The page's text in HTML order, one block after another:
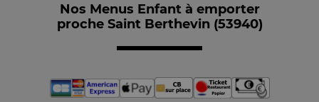
Nos Menus Enfant à emporter
proche Saint Berthevin (53940)